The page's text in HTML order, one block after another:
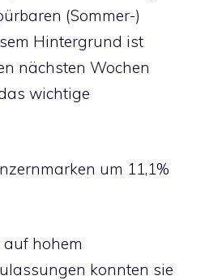
(Sommer-)
Hintergrund ist
nächsten Wochen
wichtige
um 11,1%
hohem
konnten sie